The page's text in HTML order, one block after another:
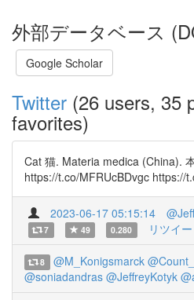
外部データベース
Google Scholar
Twitter (26 users, 35
favorites)
Cat 猫. Materia medica (China).
https://t.co/MFRUcBDvgc https://
2023-06-17 05:15:14
7 49 0.280 リツイ
8 @M_Konigsmarck
@soniadandras @JeffreyKotyk